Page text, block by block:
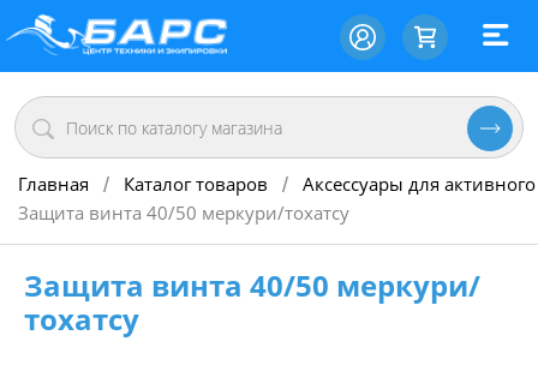
Главная / Каталог товаров / Аксессуары для
Защита винта 40/50 меркури/тохатсу
Защита винта 40/50 меркури/
тохатсу